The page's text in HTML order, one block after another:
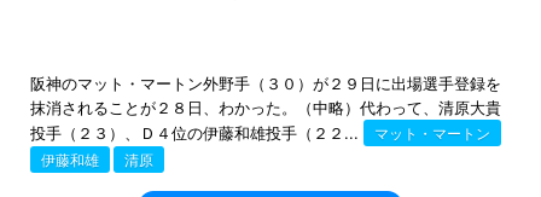
阪神のマット・マートン外野手（３０）が２９日に出場選手登録を
抹消されることが２８日、わかった。（中略）代わって、清原大貴
投手（２３）、Ｄ４位の伊藤和雄投手（２２...
マット・マートン
伊藤和雄
清原